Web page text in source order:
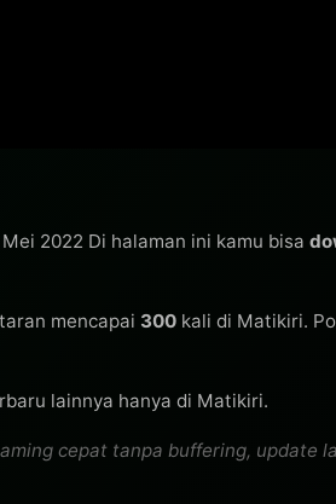
2022 Di halaman ini kamu bisa
mencapai 300 kali di Matikiri.
lainnya hanya di Matikiri.
cepat tanpa buffering,